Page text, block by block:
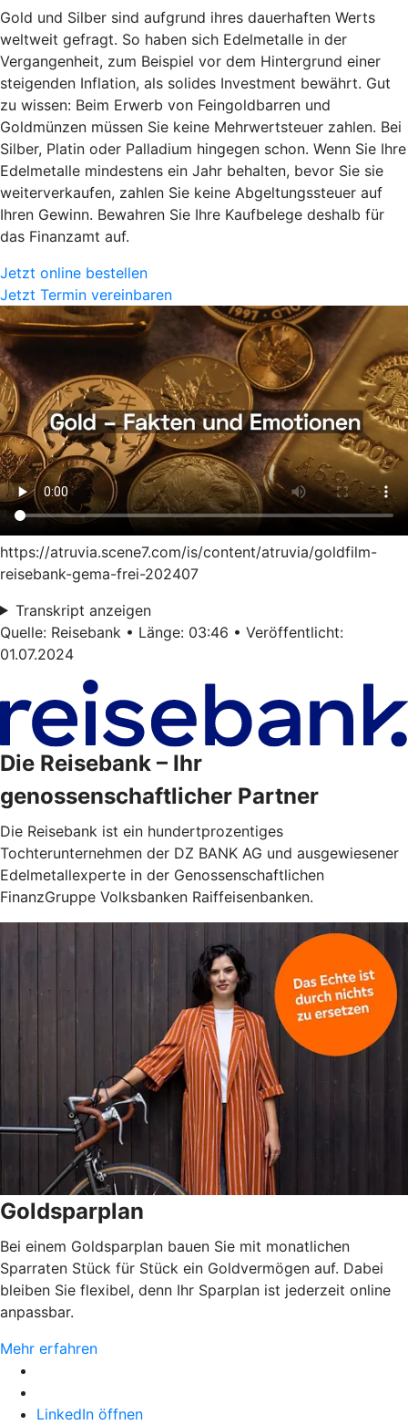
Gold und Silber sind aufgrund ihres dauerhaften Werts
weltweit gefragt. So haben sich Edelmetalle in der
Vergangenheit, zum Beispiel vor dem Hintergrund einer
steigenden Inflation, als solides Investment bewährt. Gut
zu wissen: Beim Erwerb von Feingoldbarren und
Goldmünzen müssen Sie keine Mehrwertsteuer zahlen. Bei
Silber, Platin oder Palladium hingegen schon. Wenn Sie Ihre
Edelmetalle mindestens ein Jahr behalten, bevor Sie sie
weiterverkaufen, zahlen Sie keine Abgeltungssteuer auf
Ihren Gewinn. Bewahren Sie Ihre Kaufbelege deshalb für
das Finanzamt auf.
Jetzt online bestellen
Jetzt Termin vereinbaren
https://atruvia.scene7.com/is/content/atruvia/goldfilm-
reisebank-gema-frei-202407
Transkript anzeigen
Quelle: Reisebank • Länge: 03:46 • Veröffentlicht:
01.07.2024
Die Reisebank – Ihr
genossenschaftlicher Partner
Die Reisebank ist ein hundertprozentiges
Tochterunternehmen der DZ BANK AG und ausgewiesener
Edelmetallexperte in der Genossenschaftlichen
FinanzGruppe Volksbanken Raiffeisenbanken.
Goldsparplan
Bei einem Goldsparplan bauen Sie mit monatlichen
Sparraten Stück für Stück ein Goldvermögen auf. Dabei
bleiben Sie flexibel, denn Ihr Sparplan ist jederzeit online
anpassbar.
Mehr erfahren
LinkedIn öffnen